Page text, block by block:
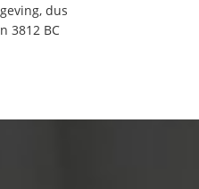
dus
3812 BC